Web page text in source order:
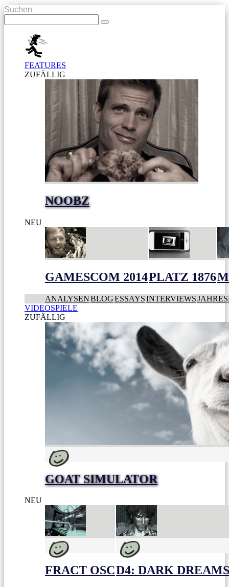
Suchen
FEATURES
ZUFÄLLIG
NOOBZ
NEU
GAMESCOM 2014PLATZ 1876
ANALYSENBLOGESSAYSINTERVIEWS
VIDEOSPIELE
ZUFÄLLIG
GOAT SIMULATOR
NEU
FRACT OSCD4: DARK